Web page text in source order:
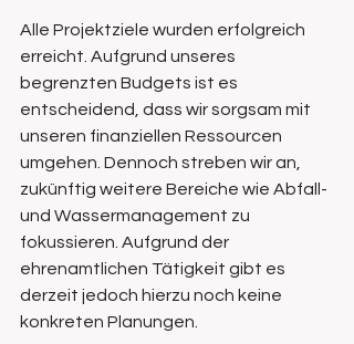
Alle Projektziele wurden erfolgreich
erreicht. Aufgrund unseres
begrenzten Budgets ist es
entscheidend, dass wir sorgsam mit
unseren finanziellen Ressourcen
umgehen. Dennoch streben wir an,
zukünftig weitere Bereiche wie Abfall-
und Wassermanagement zu
fokussieren. Aufgrund der
ehrenamtlichen Tätigkeit gibt es
derzeit jedoch hierzu noch keine
konkreten Planungen.